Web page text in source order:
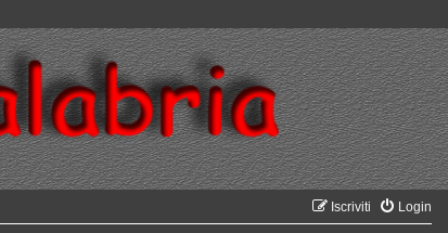
Login
Iscriviti